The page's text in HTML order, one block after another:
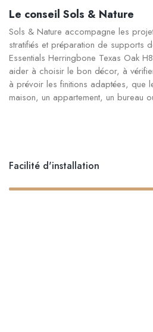
Le conseil Sols & Nature
Sols & Nature accompagne les
stratifiés et préparation de supports
Essentials Herringbone Texas Oak
aider à choisir le bon décor, à
à prévoir les finitions adaptées, que
maison, un appartement, un bureau
Facilité d'installation